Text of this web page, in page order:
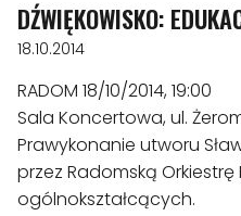
DŹWIĘKOWISKO:
18.10.2014
RADOM 18/10/2014, 19:00
Sala Koncertowa, ul.
Prawykonanie utworu
przez Radomską
ogólnokształcących.